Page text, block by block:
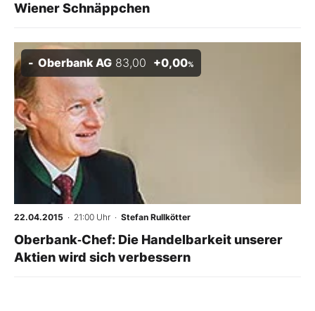
Wiener Schnäppchen
Oberbank AG 83,00 +0,00%
22.04.2015 · 21:00 Uhr · Stefan Rullkötter
Oberbank‑Chef: Die Handelbarkeit unserer
Aktien wird sich verbessern